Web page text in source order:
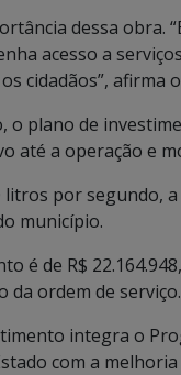
dessa
acesso a
cidadãos”, afirma
o plano de
até a operação e
litros por segundo,
município.
é de R$
da ordem de serviço.
integra o
com a